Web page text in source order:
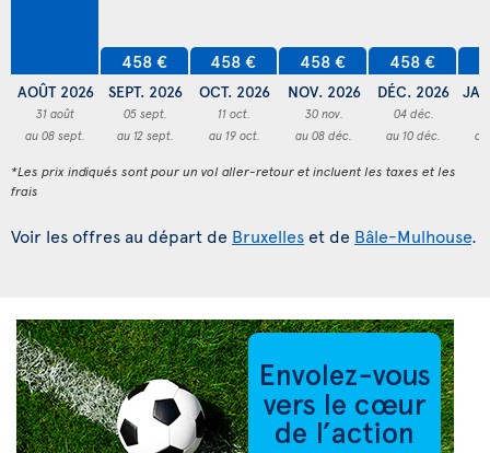
AOÛT 2026
31 août
au 08 sept.
458 €
SEPT. 2026
05 sept.
au 12 sept.
458 €
OCT. 2026
11 oct.
au 19 oct.
458 €
NOV. 2026
30 nov.
au 08 déc.
458 €
DÉC. 2026
04 déc.
au 10 déc.
*Les prix indiqués sont pour un vol aller-retour et incluent les taxes et les
frais
Voir les offres au départ de Bruxelles et de Bâle-Mulhouse.